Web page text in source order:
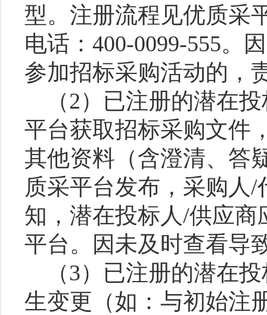
型。注册流程见优质采
电话：400-0099-555。
参加招标采购活动的，
（2）已注册的潜在
平台获取招标采购文件
其他资料（含澄清、答
质采平台发布，采购人
知，潜在投标人/供应
平台。因未及时查看导
（3）已注册的潜在
生变更（如：与初始注